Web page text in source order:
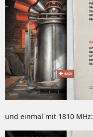
und einmal mit 1810 MHz: